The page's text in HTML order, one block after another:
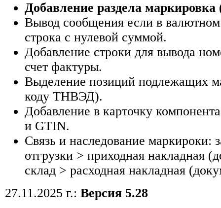
Добавление раздела
Вывод сообщения если в валютном
строка с нулевой суммой.
Добавление строки для вывода
счет фактуры.
Выделение позиций подлежащих
коду ТНВЭД).
Добавление в карточку
и GTIN.
Cвязь и наследование маркироки:
отгрузки > приходная накладная
склад > расходная накладная
27.11.2025 г.: Версия 5.28